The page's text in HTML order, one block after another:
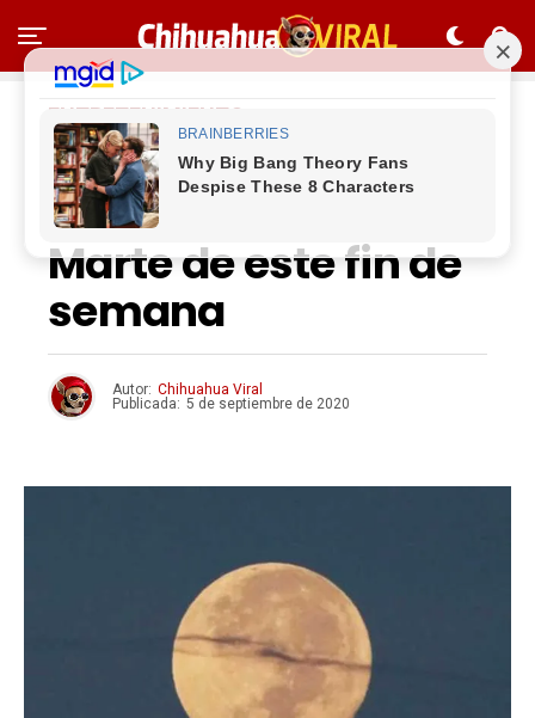
ENTRETENIMIENTO
A qué hora se verá el
‘beso’ entre la luna y
Marte de este fin de
semana
Autor: Chihuahua Viral
Publicada: 5 de septiembre de 2020